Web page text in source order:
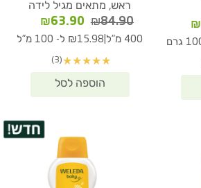
₪המחיר
הנוכחי
ראש, מתאים מגיל לידה
₪84.90
המחיר
המקורי
₪84.90.
₪63.90
הנוכחי
400 מ"ל ₪15.98 ל- 100 מ"ל
★
★
★
★
★
(3)